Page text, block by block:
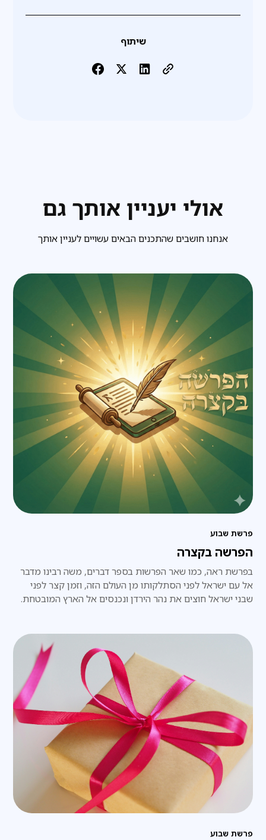
שיתוף
אולי יעניין אותך גם
אנחנו חושבים שהתכנים הבאים עשויים לעניין אותך
פרשת שבוע
הפרשה בקצרה
בפרשת ראה, כמו שאר הפרשות בספר דברים, משה רבינו מדבר
אל עם ישראל לפני הסתלקותו מן העולם הזה, וזמן קצר לפני
שבני ישראל חוצים את נהר הירדן ונכנסים אל הארץ המובטחת.
פרשת שבוע